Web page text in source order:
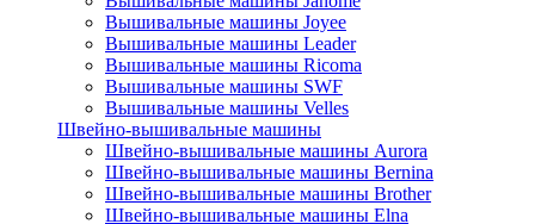
Вышивальные машины Joyee
Вышивальные машины Leader
Вышивальные машины Ricoma
Вышивальные машины SWF
Вышивальные машины Velles
Швейно-вышивальные машины
Швейно-вышивальные машины Aurora
Швейно-вышивальные машины Bernina
Швейно-вышивальные машины Brother
Швейно-вышивальные машины Elna